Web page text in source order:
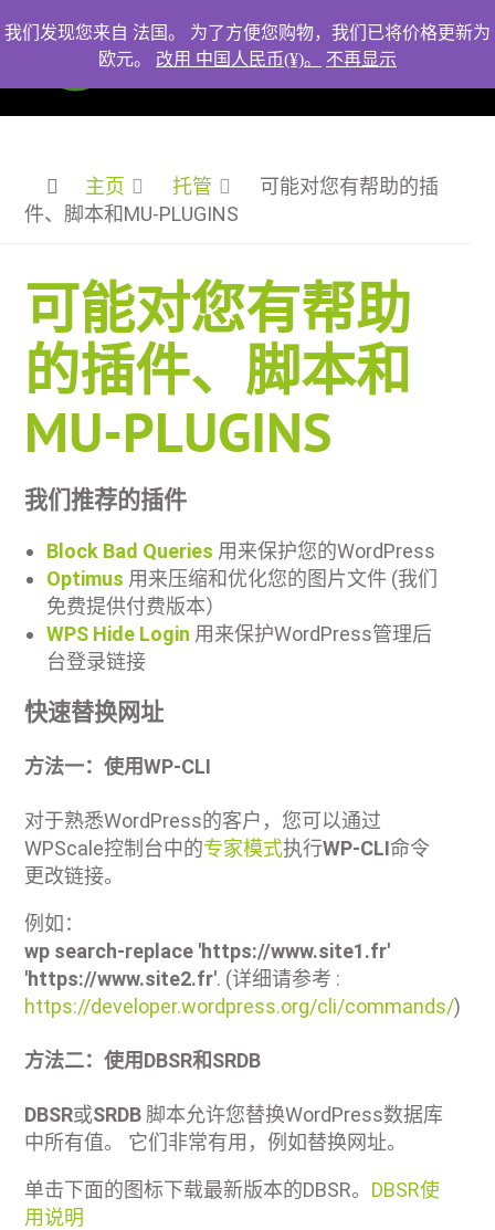
主页 托管
可能对您有帮助的插
件、脚本和MU-PLUGINS
可能对您有帮助
的插件、脚本和
MU-PLUGINS
我们推荐的插件
Block Bad Queries 用来保护您的WordPress
Optimus 用来压缩和优化您的图片文件 (我们
免费提供付费版本）
WPS Hide Login 用来保护WordPress管理后
台登录链接
快速替换网址
方法一：使用WP-CLI
对于熟悉WordPress的客户，您可以通过
WPScale控制台中的专家模式执行WP-CLI命令
更改链接。
例如：
wp search-replace 'https://www.site1.fr'
'https://www.site2.fr'. (详细请参考 :
https://developer.wordpress.org/cli/commands/)
方法二：使用DBSR和SRDB
DBSR或SRDB 脚本允许您替换WordPress数据库
中所有值。 它们非常有用，例如替换网址。
单击下面的图标下载最新版本的DBSR。 DBSR使
用说明
我们发现您来自 法国。 为了方便您购物，我们已将价格更新为
欧元。 改用 中国人民币(¥)。 不再显示